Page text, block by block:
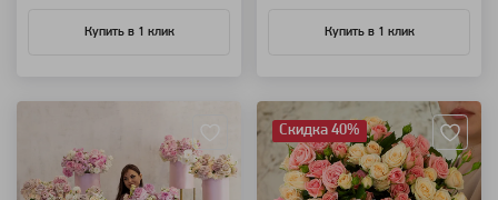
Купить в 1 клик Купить в 1 клик
Скидка 40%